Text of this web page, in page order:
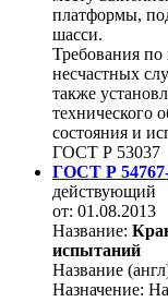
платформы,
шасси.
Требования
несчастных
также
технического
состояния и
ГОСТ Р 53037
ГОСТ Р
действующий
от: 01.08.2013
Название:
испытаний
Название
Назначение: